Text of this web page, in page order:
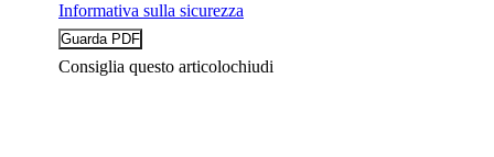
Informativa sulla sicurezza
Consiglia questo articolochiudi